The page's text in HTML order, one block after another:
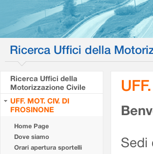
Ricerca Uffici della
Ricerca Uffici della
Motorizzazione Civile
UFF. MOT. CIV. DI
FROSINONE
Home Page
Dove siamo
Orari apertura sportelli
Sedi